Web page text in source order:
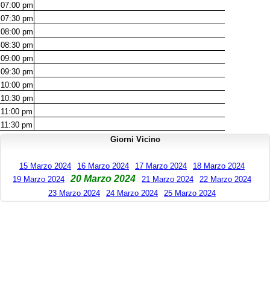
07:00 pm
07:30 pm
08:00 pm
08:30 pm
09:00 pm
09:30 pm
10:00 pm
10:30 pm
11:00 pm
11:30 pm
Giorni Vicino
15 Marzo 2024 16 Marzo 2024 17 Marzo 2024
18 Marzo 2024
19 Marzo 2024
20 Marzo 2024 21 Marzo 2024
22 Marzo 2024
23 Marzo 2024
24 Marzo 2024 25 Marzo 2024